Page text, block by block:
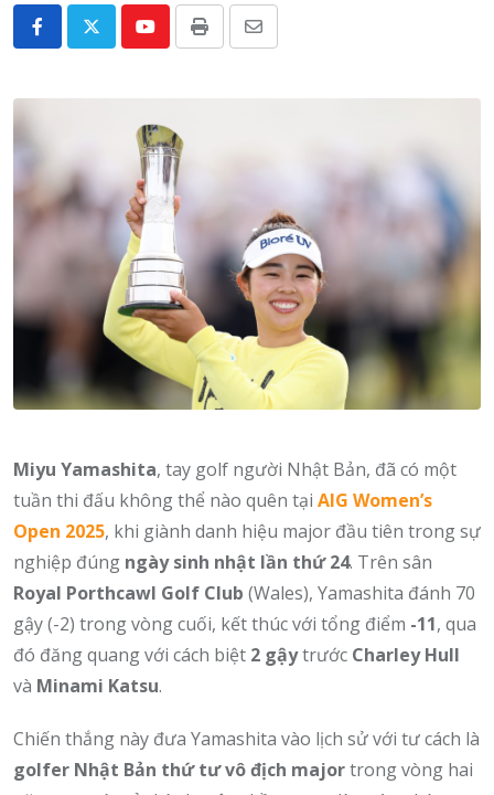
YoutubePrint
Share
Miyu Yamashita, tay golf người Nhật Bản, đã có một
tuần thi đấu không thể nào quên tại AIG Women’s
Open 2025, khi giành danh hiệu major đầu tiên trong sự
nghiệp đúng ngày sinh nhật lần thứ 24. Trên sân
Royal Porthcawl Golf Club (Wales), Yamashita đánh 70
gậy (-2) trong vòng cuối, kết thúc với tổng điểm -11, qua
đó đăng quang với cách biệt 2 gậytrước Charley Hull
và Minami Katsu.
Chiến thắng này đưa Yamashita vào lịch sử với tư cách là
golfer Nhật Bản thứ tư vô địch majortrong vòng hai